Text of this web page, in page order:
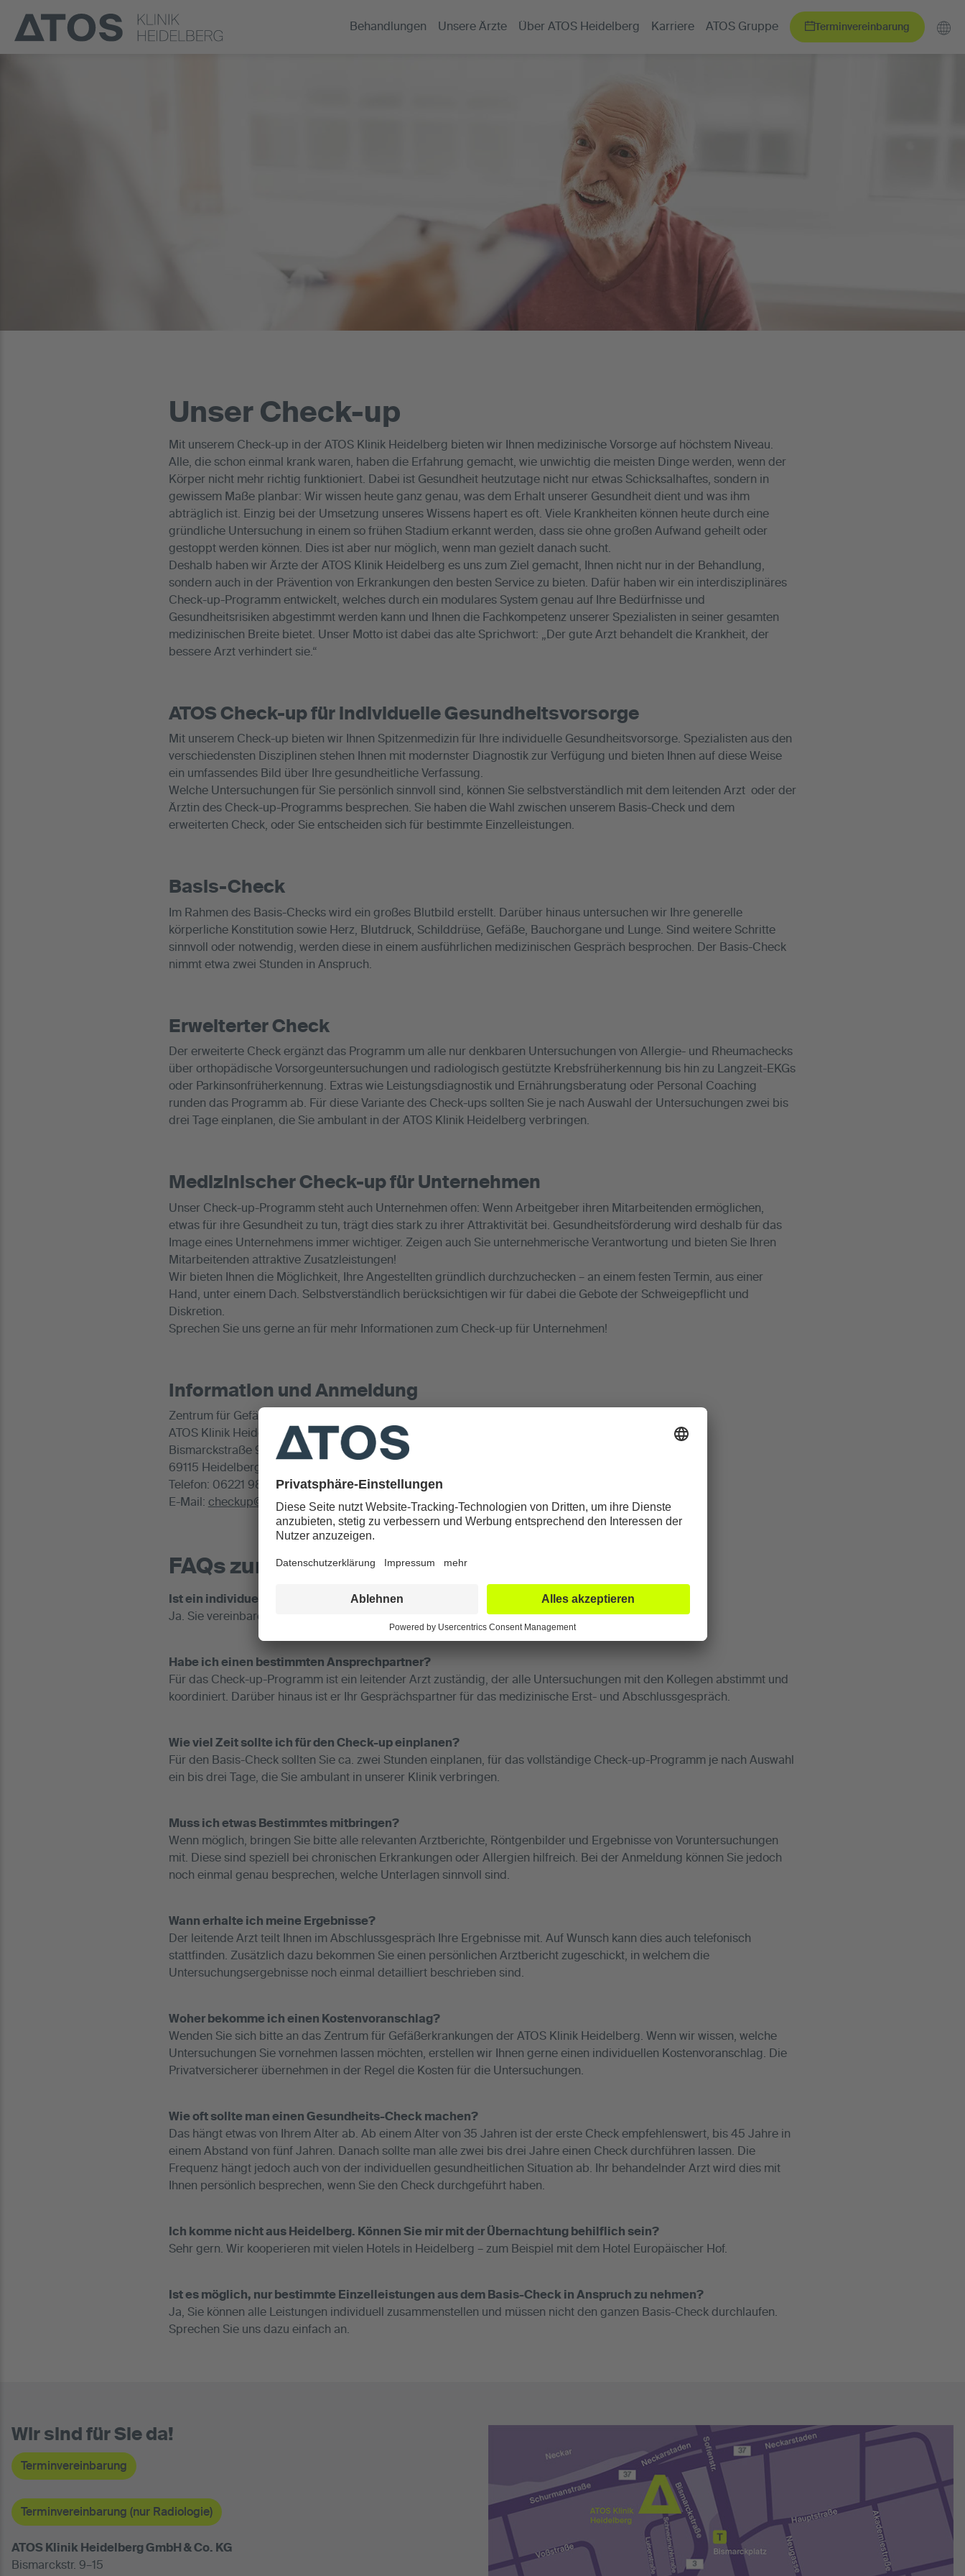
Behandlungen Unsere Ärzte Über ATOS Heidelberg Karriere ATOS Gruppe Terminvereinbarung
Unser Check-up
Mit unserem Check-up in der ATOS Klinik Heidelberg bieten wir Ihnen medizinische Vorsorge auf höchstem Niveau.
Alle, die schon einmal krank waren, haben die Erfahrung gemacht, wie unwichtig die meisten Dinge werden, wenn der
Körper nicht mehr richtig funktioniert. Dabei ist Gesundheit heutzutage nicht nur etwas Schicksalhaftes, sondern in
gewissem Maße planbar: Wir wissen heute ganz genau, was dem Erhalt unserer Gesundheit dient und was ihm
abträglich ist. Einzig bei der Umsetzung unseres Wissens hapert es oft. Viele Krankheiten können heute durch eine
gründliche Untersuchung in einem so frühen Stadium erkannt werden, dass sie ohne großen Aufwand geheilt oder
gestoppt werden können. Dies ist aber nur möglich, wenn man gezielt danach sucht.
Deshalb haben wir Ärzte der ATOS Klinik Heidelberg es uns zum Ziel gemacht, Ihnen nicht nur in der Behandlung,
sondern auch in der Prävention von Erkrankungen den besten Service zu bieten. Dafür haben wir ein interdisziplinäres
Check-up-Programm entwickelt, welches durch ein modulares System genau auf Ihre Bedürfnisse und
Gesundheitsrisiken abgestimmt werden kann und Ihnen die Fachkompetenz unserer Spezialisten in seiner gesamten
medizinischen Breite bietet. Unser Motto ist dabei das alte Sprichwort: „Der gute Arzt behandelt die Krankheit, der
bessere Arzt verhindert sie.“
ATOS Check-up für individuelle Gesundheitsvorsorge
Mit unserem Check-up bieten wir Ihnen Spitzenmedizin für Ihre individuelle Gesundheitsvorsorge. Spezialisten aus den
verschiedensten Disziplinen stehen Ihnen mit modernster Diagnostik zur Verfügung und bieten Ihnen auf diese Weise
ein umfassendes Bild über Ihre gesundheitliche Verfassung.
Welche Untersuchungen für Sie persönlich sinnvoll sind, können Sie selbstverständlich mit dem leitenden Arzt oder der
Ärztin des Check-up-Programms besprechen. Sie haben die Wahl zwischen unserem Basis-Check und dem
erweiterten Check, oder Sie entscheiden sich für bestimmte Einzelleistungen.
Basis-Check
Im Rahmen des Basis-Checks wird ein großes Blutbild erstellt. Darüber hinaus untersuchen wir Ihre generelle
körperliche Konstitution sowie Herz, Blutdruck, Schilddrüse, Gefäße, Bauchorgane und Lunge. Sind weitere Schritte
sinnvoll oder notwendig, werden diese in einem ausführlichen medizinischen Gespräch besprochen. Der Basis-Check
nimmt etwa zwei Stunden in Anspruch.
Erweiterter Check
Der erweiterte Check ergänzt das Programm um alle nur denkbaren Untersuchungen von Allergie- und Rheumachecks
über orthopädische Vorsorgeuntersuchungen und radiologisch gestützte Krebsfrüherkennung bis hin zu Langzeit-EKGs
oder Parkinsonfrüherkennung. Extras wie Leistungsdiagnostik und Ernährungsberatung oder Personal Coaching
runden das Programm ab. Für diese Variante des Check-ups sollten Sie je nach Auswahl der Untersuchungen zwei bis
drei Tage einplanen, die Sie ambulant in der ATOS Klinik Heidelberg verbringen.
Medizinischer Check-up für Unternehmen
Unser Check-up-Programm steht auch Unternehmen offen: Wenn Arbeitgeber ihren Mitarbeitenden ermöglichen,
etwas für ihre Gesundheit zu tun, trägt dies stark zu ihrer Attraktivität bei. Gesundheitsförderung wird deshalb für das
Image eines Unternehmens immer wichtiger. Zeigen auch Sie unternehmerische Verantwortung und bieten Sie Ihren
Mitarbeitenden attraktive Zusatzleistungen!
Wir bieten Ihnen die Möglichkeit, Ihre Angestellten gründlich durchzuchecken – an einem festen Termin, aus einer
Hand, unter einem Dach. Selbstverständlich berücksichtigen wir für dabei die Gebote der Schweigepflicht und
Diskretion.
Sprechen Sie uns gerne an für mehr Informationen zum Check-up für Unternehmen!
Information und Anmeldung
Zentrum für Gefäßerkrankungen und Präventivmedizin
ATOS Klinik Heidelberg
Bismarckstraße 9-15
69115 Heidelberg
Telefon: 06221 983-2400
E-Mail: checkup@atos.de
FAQs zum ATOS Check-up
Ist ein individueller Termin für mich möglich?
Ja. Sie vereinbaren einen individuellen und verbindlichen Termin mit uns.
Habe ich einen bestimmten Ansprechpartner?
Für das Check-up-Programm ist ein leitender Arzt zuständig, der alle Untersuchungen mit den Kollegen abstimmt und
koordiniert. Darüber hinaus ist er Ihr Gesprächspartner für das medizinische Erst- und Abschlussgespräch.
Wie viel Zeit sollte ich für den Check-up einplanen?
Für den Basis-Check sollten Sie ca. zwei Stunden einplanen, für das vollständige Check-up-Programm je nach Auswahl
ein bis drei Tage, die Sie ambulant in unserer Klinik verbringen.
Muss ich etwas Bestimmtes mitbringen?
Wenn möglich, bringen Sie bitte alle relevanten Arztberichte, Röntgenbilder und Ergebnisse von Voruntersuchungen
mit. Diese sind speziell bei chronischen Erkrankungen oder Allergien hilfreich. Bei der Anmeldung können Sie jedoch
noch einmal genau besprechen, welche Unterlagen sinnvoll sind.
Wann erhalte ich meine Ergebnisse?
Der leitende Arzt teilt Ihnen im Abschlussgespräch Ihre Ergebnisse mit. Auf Wunsch kann dies auch telefonisch
stattfinden. Zusätzlich dazu bekommen Sie einen persönlichen Arztbericht zugeschickt, in welchem die
Untersuchungsergebnisse noch einmal detailliert beschrieben sind.
Woher bekomme ich einen Kostenvoranschlag?
Wenden Sie sich bitte an das Zentrum für Gefäßerkrankungen der ATOS Klinik Heidelberg. Wenn wir wissen, welche
Untersuchungen Sie vornehmen lassen möchten, erstellen wir Ihnen gerne einen individuellen Kostenvoranschlag. Die
Privatversicherer übernehmen in der Regel die Kosten für die Untersuchungen.
Wie oft sollte man einen Gesundheits-Check machen?
Das hängt etwas von Ihrem Alter ab. Ab einem Alter von 35 Jahren ist der erste Check empfehlenswert, bis 45 Jahre in
einem Abstand von fünf Jahren. Danach sollte man alle zwei bis drei Jahre einen Check durchführen lassen. Die
Frequenz hängt jedoch auch von der individuellen gesundheitlichen Situation ab. Ihr behandelnder Arzt wird dies mit
Ihnen persönlich besprechen, wenn Sie den Check durchgeführt haben.
Ich komme nicht aus Heidelberg. Können Sie mir mit der Übernachtung behilflich sein?
Sehr gern. Wir kooperieren mit vielen Hotels in Heidelberg – zum Beispiel mit dem Hotel Europäischer Hof.
Ist es möglich, nur bestimmte Einzelleistungen aus dem Basis-Check in Anspruch zu nehmen?
Ja, Sie können alle Leistungen individuell zusammenstellen und müssen nicht den ganzen Basis-Check durchlaufen.
Sprechen Sie uns dazu einfach an.
Wir sind für Sie da!
Terminvereinbarung
Terminvereinbarung (nur Radiologie)
ATOS Klinik Heidelberg GmbH & Co. KG
Bismarckstr. 9–15